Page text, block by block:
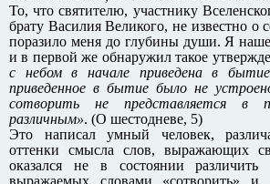
То, что святителю, участнику
брату Василия Великого, не известно о
поразило меня до глубины души. Я
и в первой же обнаружил такое
с небом в начале приведена в
приведенное в бытие было не
сотворить не представляется в
различным». (О шестодневе, 5)
Это написал умный человек,
оттенки смысла слов, выражающих
оказался не в состоянии различить
выражаемых словами «сотворить» и